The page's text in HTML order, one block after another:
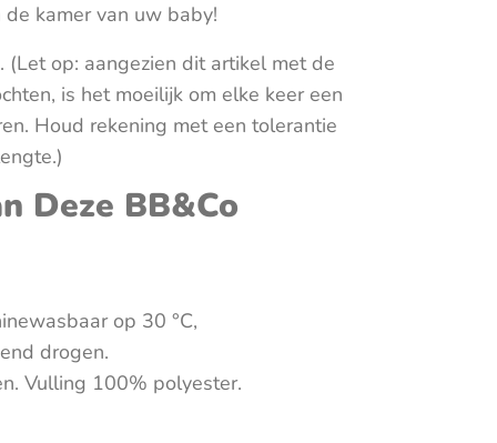
kamer van uw baby!
(Let op: aangezien dit artikel met de
is het moeilijk om elke keer een
Houd rekening met een tolerantie
Deze BB&Co
op 30 °C,
drogen.
Vulling 100% polyester.